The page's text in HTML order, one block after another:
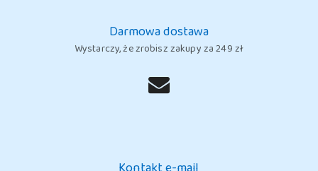
Darmowa dostawa
Wystarczy, że zrobisz zakupy za 249 zł